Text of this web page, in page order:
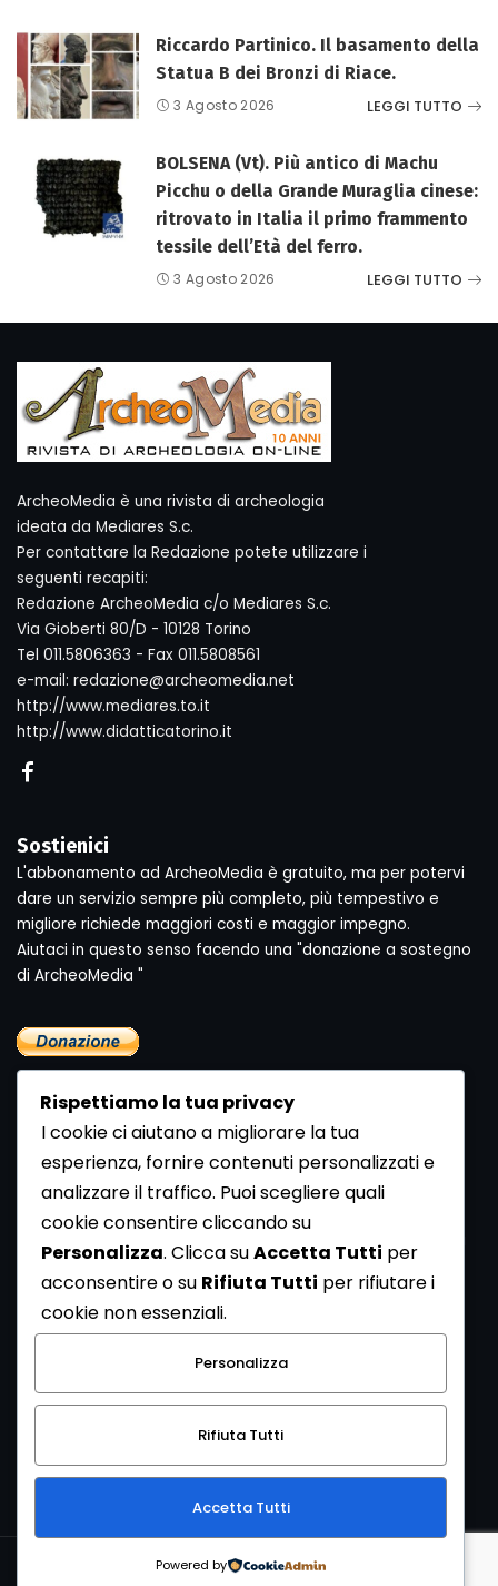
Riccardo Partinico. Il basamento della
Statua B dei Bronzi di Riace.
3 Agosto 2026 LEGGI TUTTO
BOLSENA (Vt). Più antico di Machu
Picchu o della Grande Muraglia cinese:
ritrovato in Italia il primo frammento
tessile dell’Età del ferro.
3 Agosto 2026 LEGGI TUTTO
ArcheoMedia è una rivista di archeologia
ideata da Mediares S.c.
Per contattare la Redazione potete utilizzare i
seguenti recapiti:
Redazione ArcheoMedia c/o Mediares S.c.
Via Gioberti 80/D - 10128 Torino
Tel 011.5806363 - Fax 011.5808561
e-mail: redazione@archeomedia.net
http://www.mediares.to.it
http://www.didatticatorino.it
Sostienici
L'abbonamento ad ArcheoMedia è gratuito, ma per potervi
dare un servizio sempre più completo, più tempestivo e
migliore richiede maggiori costi e maggior impegno.
Aiutaci in questo senso facendo una "donazione a sostegno
di ArcheoMedia "
Newsletter
Se vuoi ricevere la Rivista gratuita di archeologia realizzata
dalla Redazione di ArcheoMedia iscriviti alla nostra
Newsletter [Clicca Qui]
Con l'invio del messaggio l'utente dichiara di aver letto
l’informativa sulla privacy e di acconsentire al trattamento
dei propri dati personali.
Copyright © 1999-2026Mediares S.c.PI 07341730013 - [
Rispettiamo la tua privacy
I cookie ci aiutano a migliorare la tua
esperienza, fornire contenuti personalizzati e
analizzare il traffico. Puoi scegliere quali
cookie consentire cliccando su
Personalizza. Clicca suAccetta Tutti per
acconsentire o su Rifiuta Tutti per rifiutare i
cookie non essenziali.
Personalizza
Rifiuta Tutti
Accetta Tutti
Powered by